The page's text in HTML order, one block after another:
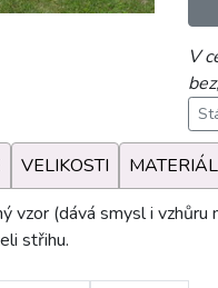
V
VELIKOSTI
MATERIÁL
(dává smysl i
střihu.